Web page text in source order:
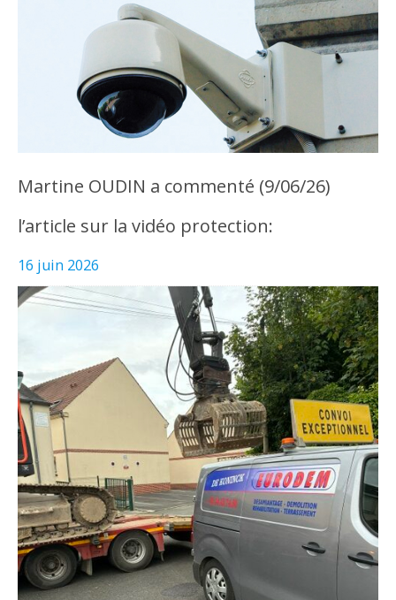
Martine OUDIN a commenté (9/06/26)
l’article sur la vidéo protection:
16 juin 2026